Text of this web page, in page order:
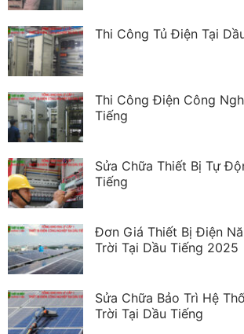
Thi Công Tủ Điện Tại
Thi Công Điện Công
Tiếng
Sửa Chữa Thiết Bị Tự
Tiếng
Đơn Giá Thiết Bị Điện
Trời Tại Dầu Tiếng 2025
Sửa Chữa Bảo Trì Hệ
Trời Tại Dầu Tiếng